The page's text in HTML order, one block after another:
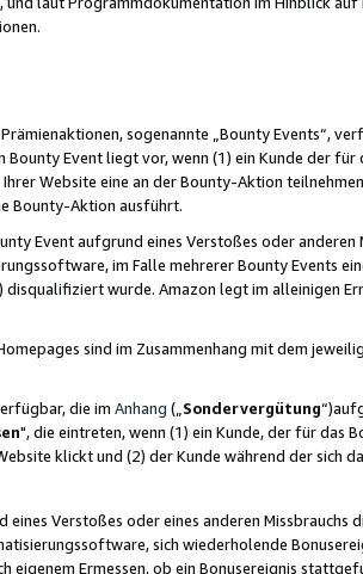
sogenannte „Bounty Events“,
Event liegt vor, wenn (1) ein Kunde der
Website eine an der Bounty-Aktion
Bounty-Aktion ausführt.
Event aufgrund eines Verstoßes oder anderen
im Falle mehrerer Bounty Events
wurde. Amazon legt im alleinigen
sind im Zusammenhang mit dem
die im Anhang („ Sondervergütung
", die eintreten, wenn (1) ein Kunde, der für das
klickt und (2) der Kunde während der sich
Verstoßes oder eines anderen
sich wiederholende
Ermessen, ob ein Bonusereignis